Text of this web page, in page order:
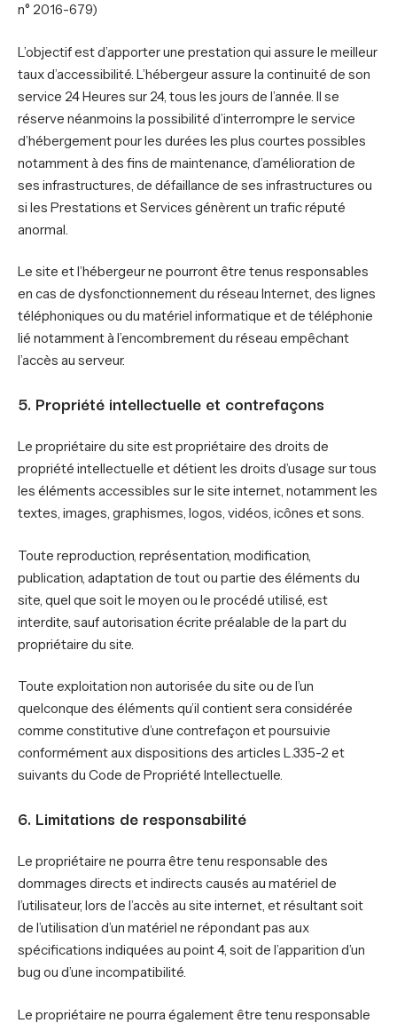
n° 2016-679)
L’objectif est d’apporter une prestation qui assure le meilleur
taux d’accessibilité. L’hébergeur assure la continuité de son
service 24 Heures sur 24, tous les jours de l’année. Il se
réserve néanmoins la possibilité d’interrompre le service
d’hébergement pour les durées les plus courtes possibles
notamment à des fins de maintenance, d’amélioration de
ses infrastructures, de défaillance de ses infrastructures ou
si les Prestations et Services génèrent un trafic réputé
anormal.
Le site et l’hébergeur ne pourront être tenus responsables
en cas de dysfonctionnement du réseau Internet, des lignes
téléphoniques ou du matériel informatique et de téléphonie
lié notamment à l’encombrement du réseau empêchant
l’accès au serveur.
5. Propriété intellectuelle et contrefaçons
Le propriétaire du site est propriétaire des droits de
propriété intellectuelle et détient les droits d’usage sur tous
les éléments accessibles sur le site internet, notamment les
textes, images, graphismes, logos, vidéos, icônes et sons.
Toute reproduction, représentation, modification,
publication, adaptation de tout ou partie des éléments du
site, quel que soit le moyen ou le procédé utilisé, est
interdite, sauf autorisation écrite préalable de la part du
propriétaire du site.
Toute exploitation non autorisée du site ou de l’un
quelconque des éléments qu’il contient sera considérée
comme constitutive d’une contrefaçon et poursuivie
conformément aux dispositions des articles L.335-2 et
suivants du Code de Propriété Intellectuelle.
6. Limitations de responsabilité
Le propriétaire ne pourra être tenu responsable des
dommages directs et indirects causés au matériel de
l’utilisateur, lors de l’accès au site internet, et résultant soit
de l’utilisation d’un matériel ne répondant pas aux
spécifications indiquées au point 4, soit de l’apparition d’un
bug ou d’une incompatibilité.
Le propriétaire ne pourra également être tenu responsable